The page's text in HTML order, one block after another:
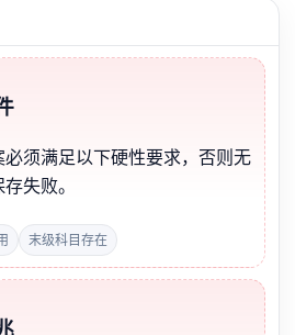
须满足以下硬性要求，否则无
失败。
末级科目存在